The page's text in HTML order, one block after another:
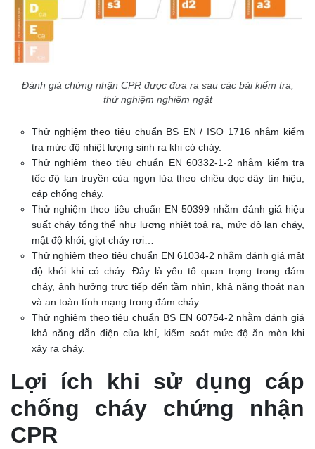
Đánh giá chứng nhận CPR được đưa ra sau các bài kiểm tra,
thử nghiệm nghiêm ngặt
Thử nghiệm theo tiêu chuẩn BS EN / ISO 1716 nhằm kiểm
tra mức độ nhiệt lượng sinh ra khi có cháy.
Thử nghiệm theo tiêu chuẩn EN 60332-1-2 nhằm kiểm tra
tốc độ lan truyền của ngọn lửa theo chiều dọc dây tín hiệu,
cáp chống cháy.
Thử nghiệm theo tiêu chuẩn EN 50399 nhằm đánh giá hiệu
suất cháy tổng thể như lượng nhiệt toả ra, mức độ lan cháy,
mật độ khói, giọt cháy rơi…
Thử nghiệm theo tiêu chuẩn EN 61034-2 nhằm đánh giá mật
độ khói khi có cháy. Đây là yếu tố quan trọng trong đám
cháy, ảnh hưởng trực tiếp đến tầm nhìn, khả năng thoát nạn
và an toàn tính mạng trong đám cháy.
Thử nghiệm theo tiêu chuẩn BS EN 60754-2 nhằm đánh giá
khả năng dẫn điện của khí, kiểm soát mức độ ăn mòn khi
xảy ra cháy.
Lợi ích khi sử dụng cáp
chống cháy chứng nhận
CPR